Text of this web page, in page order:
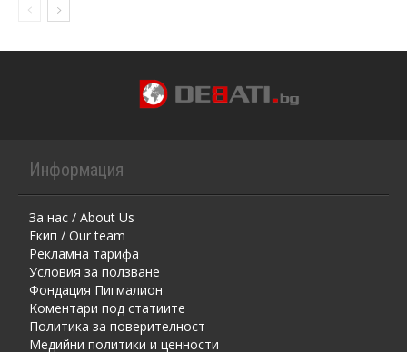
Информация
За нас / About Us
Екип / Our team
Рекламна тарифа
Условия за ползване
Фондация Пигмалион
Kоментaри под статиите
Политика за поверителност
Медийни политики и ценности